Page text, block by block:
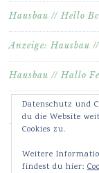
Hausbau // Hello
Anzeige: Hausbau
Hausbau // Hallo
Datenschutz und
du die Website
Cookies zu.
Weitere
findest du hier: